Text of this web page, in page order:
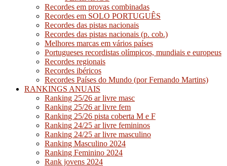
Recordes em provas combinadas
Recordes em SOLO PORTUGUÊS
Recordes das pistas nacionais
Recordes das pistas nacionais (p. cob.)
Melhores marcas em vários países
Portugueses recordistas olímpicos, mundiais e europeus
Recordes regionais
Recordes ibéricos
Recordes Países do Mundo (por Fernando Martins)
RANKINGS ANUAIS
Ranking 25/26 ar livre masc
Ranking 25/26 ar livre fem
Ranking 25/26 pista coberta M e F
Ranking 24/25 ar livre femininos
Ranking 24/25 ar livre masculino
Ranking Masculino 2024
Ranking Feminino 2024
Rank jovens 2024